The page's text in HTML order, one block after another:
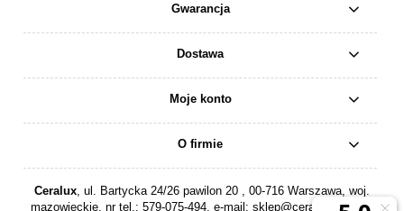
Gwarancja
Dostawa
Moje konto
O firmie
Ceralux, ul. Bartycka 24/26 pawilon 20 , 00-716 Warszawa, woj.
mazowieckie, nr tel.: 579-075-494, e-mail: sklep@ceralux.pl, NIP: